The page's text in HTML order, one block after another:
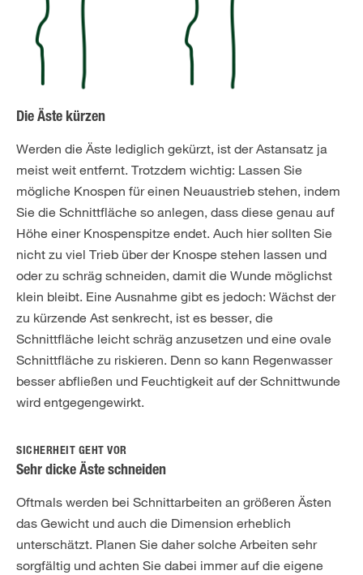
Die Äste kürzen
Werden die Äste lediglich gekürzt, ist der Astansatz ja
meist weit entfernt. Trotzdem wichtig: Lassen Sie
mögliche Knospen für einen Neuaustrieb stehen, indem
Sie die Schnittfläche so anlegen, dass diese genau auf
Höhe einer Knospenspitze endet. Auch hier sollten Sie
nicht zu viel Trieb über der Knospe stehen lassen und
oder zu schräg schneiden, damit die Wunde möglichst
klein bleibt. Eine Ausnahme gibt es jedoch: Wächst der
zu kürzende Ast senkrecht, ist es besser, die
Schnittfläche leicht schräg anzusetzen und eine ovale
Schnittfläche zu riskieren. Denn so kann Regenwasser
besser abfließen und Feuchtigkeit auf der Schnittwunde
wird entgegengewirkt.
SICHERHEIT GEHT VOR
Sehr dicke Äste schneiden
Oftmals werden bei Schnittarbeiten an größeren Ästen
das Gewicht und auch die Dimension erheblich
unterschätzt. Planen Sie daher solche Arbeiten sehr
sorgfältig und achten Sie dabei immer auf die eigene